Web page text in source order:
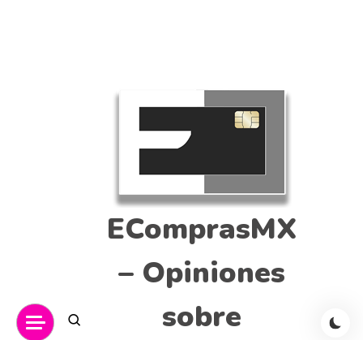
EComprasMX
– Opiniones
sobre